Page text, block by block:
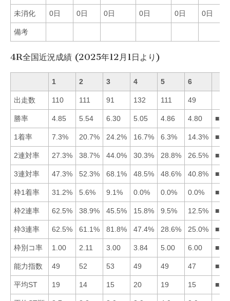
未消化 0日 0日 0日 0日 0日 0日
備考
4R全国近況成績 (2025年12月1日より)
1 2 3 4 5 6
出走数 110 111 91 132 111 49
勝率 4.85 5.54 6.30 5.05 4.86 4.80
1着率 7.3% 20.7% 24.2% 16.7% 6.3% 14.3%
2連対率 27.3% 38.7% 44.0% 30.3% 28.8% 26.5%
3連対率 47.3% 52.3% 68.1% 48.5% 48.6% 40.8%
枠1着率 31.2% 5.6% 9.1% 0.0% 0.0% 0.0%
枠2連率 62.5% 38.9% 45.5% 15.8% 9.5% 12.5%
枠3連率 62.5% 61.1% 81.8% 47.4% 28.6% 25.0%
枠別コ率 1.00 2.11 3.00 3.84 5.00 6.00
能力指数 49 52 53 49 49 47
平均ST 19 14 15 20 19 15